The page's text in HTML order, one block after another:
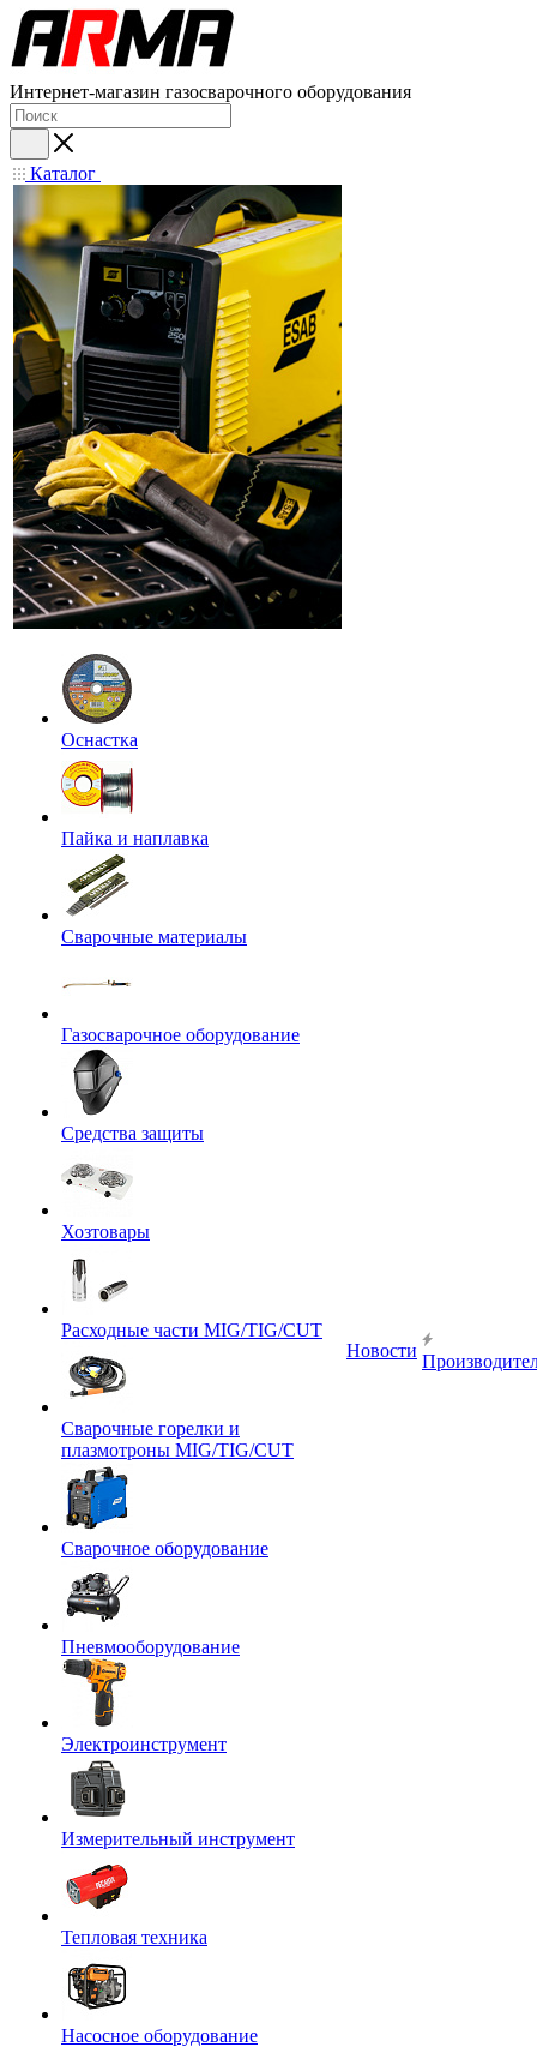
Интернет-магазин газосварочного оборудования
Каталог
Оснастка
Пайка и наплавка
Сварочные материалы
Газосварочное оборудование
Средства защиты
Хозтовары
Расходные части MIG/TIG/CUT
Сварочные горелки и
плазмотроны MIG/TIG/CUT
Сварочное оборудование
Пневмооборудование
Электроинструмент
Измерительный инструмент
Тепловая техника
Насосное оборудование
Новости